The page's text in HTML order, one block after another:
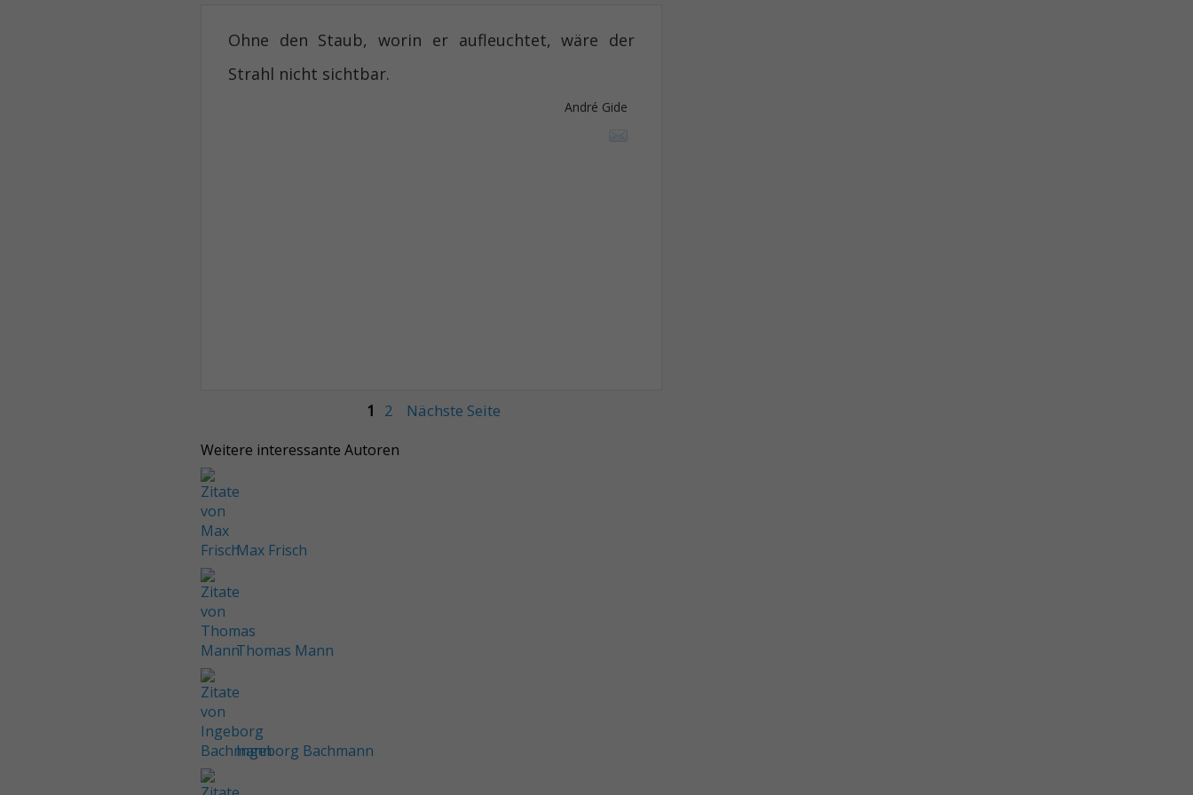
Ohne den Staub, worin er aufleuchtet, wäre der
Strahl nicht sichtbar.
André Gide
1 2 Nächste Seite
Weitere interessante Autoren
Max Frisch
Thomas Mann
Ingeborg Bachmann